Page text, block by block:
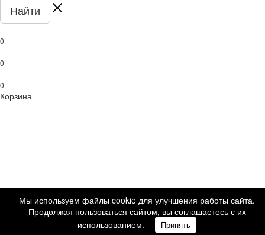
Найти
0
0
0
Корзина
Мы используем файлы cookie для улучшения работы сайта.
Продолжая пользоваться сайтом, вы соглашаетесь с их
использованием.
Принять